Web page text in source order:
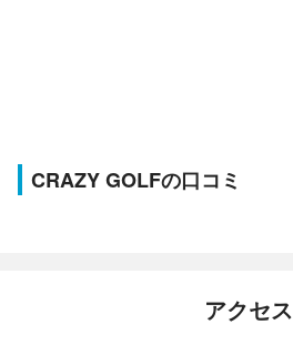
CRAZY GOLFの口コミ
アクセス